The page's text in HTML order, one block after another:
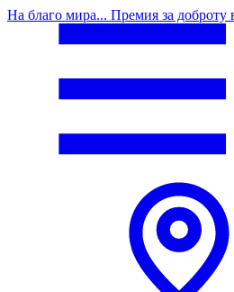
На благо мира... Премия за доброту